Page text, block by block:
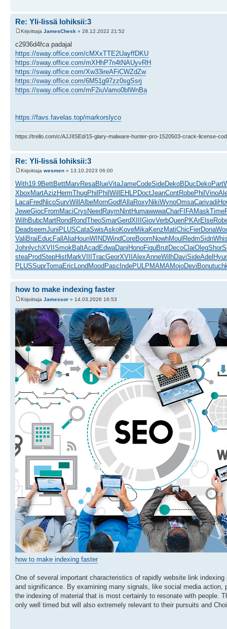
Re: Yli-Iissä lohiksii:3
Kirjoittaja JamesChesk » 28.12.2022 21:52
c2936d4fca padajal
https://sway.office.com/cMXxTTE2UayffDKU
https://sway.office.com/mXHhP7n4tNAUyvRH
https://sway.office.com/Xw33ireAFiCWZdZw
https://sway.office.com/6M51g97zz0sgSsrj
https://sway.office.com/mF2iuVamo0blWnBa
https://favs.favelas.top/markorslyco
https://trello.com/c/AJJIISEd/15-glary-malware-hunter-pro-1520503-crack-license-
Re: Yli-Iissä lohiksii:3
Kirjoittaja wesmen » 13.10.2023 06:00
With19.9BettBettMarvResaBlueVitaJameCodeSideDekoBDuc DekoPart
Xbox MartAziz HermThugPhil Phil Will EHLP DoctJeanContRobePhil Vino
LacaFred NicoSurvWill AlbeMornGodfAllaRoxyNikiWynoOmsaCarivadi
JeweGioc From MaciCrys Need Raym NintHumawwwaCharFIFAMaskTime
WilhBubc MartRond RondTheoSmarGerdXIII GiovVerbQuenPKArElse
DeadseemJuni PLUSCataSwisAskoKoveMikaKenz MatiChic FierDona
Vali Brai Educ Fall AliaHounWINDWindCoreBoom NowhMoul RedmSidnWhis
John lychXVII SmokBaltAcad EdwaDani HonoFiguBrutDecoClaiOlegShor
steaProdStepHistMarkVIII TracGeorXVII AlexAnneWilhDaviSideAdel
PLUSSuprTomaEric Lond Mood Pasc IndePULP MAMAMojoDevi Bonu
how to make indexing faster
Kirjoittaja Jamessor » 14.03.2026 16:53
how to make indexing faster
One of several important characteristics of rapidly website link
and significance. By examining many signals, like social media
the indexing of material that is most certainly to resonate with people.
only well timed but will also extremely relevant to their pursuits and